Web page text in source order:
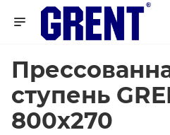
ступень
800х270